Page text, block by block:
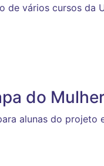
vários cursos da
do
alunas do projeto